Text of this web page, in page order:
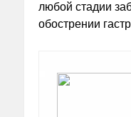
любой стадии
обострении